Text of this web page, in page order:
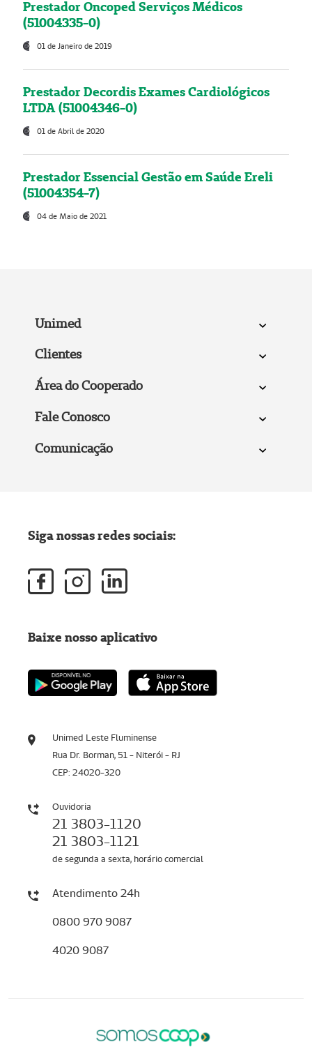
Prestador Oncoped Serviços Médicos
(51004335-0)
01 de Janeiro de 2019
Prestador Decordis Exames Cardiológicos
LTDA (51004346-0)
01 de Abril de 2020
Prestador Essencial Gestão em Saúde Ereli
(51004354-7)
04 de Maio de 2021
Unimed
Clientes
Área do Cooperado
Fale Conosco
Comunicação
Unimed Leste Fluminense
Rua Dr. Borman, 51 - Niterói - RJ
CEP: 24020-320
Ouvidoria
21 3803-1120
21 3803-1121
de segunda a sexta, horário comercial
Atendimento 24h
0800 970 9087
4020 9087
Siga nossas redes sociais:
Baixe nosso aplicativo